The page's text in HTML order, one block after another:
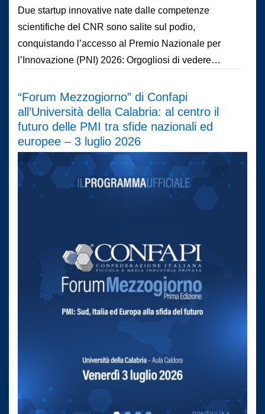
Due startup innovative nate dalle competenze
scientifiche del CNR sono salite sul podio,
conquistando l’accesso al Premio Nazionale per
l’Innovazione (PNI) 2026: Orgogliosi di vedere…
“Forum Mezzogiorno” di Confapi
all’Università della Calabria: al centro il
futuro delle PMI tra sfide nazionali ed
europee – 3 luglio 2026